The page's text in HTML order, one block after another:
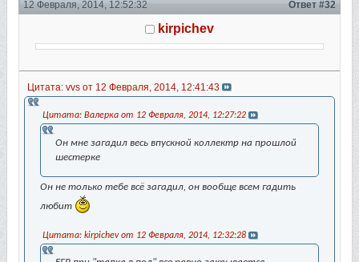
12 Февраля, 2014, 12:52:32 Ответ #32
kirpichev
Цитата: vvs от 12 Февраля, 2014, 12:41:43
Цитата: Валерка от 12 Февраля, 2014, 12:27:22
Он мне загадил весь впускной коллектр на прошлой
шестерке
Он не только тебе всё загадил, он вообще всем гадить
любит
Цитата: kirpichev от 12 Февраля, 2014, 12:32:28